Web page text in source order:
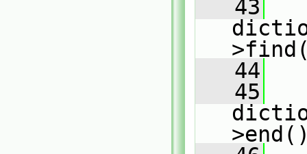
   43
   44
   45